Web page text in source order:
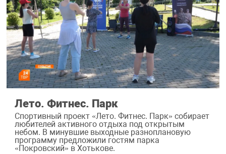
Лето. Фитнес. Парк
Спортивный проект «Лето. Фитнес. Парк» собирает
любителей активного отдыха под открытым
небом. В минувшие выходные разноплановую
программу предложили гостям парка
«Покровский» в Хотькове.